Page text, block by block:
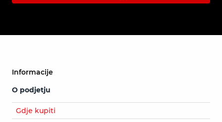
Informacije
O podjetju
Gdje kupiti